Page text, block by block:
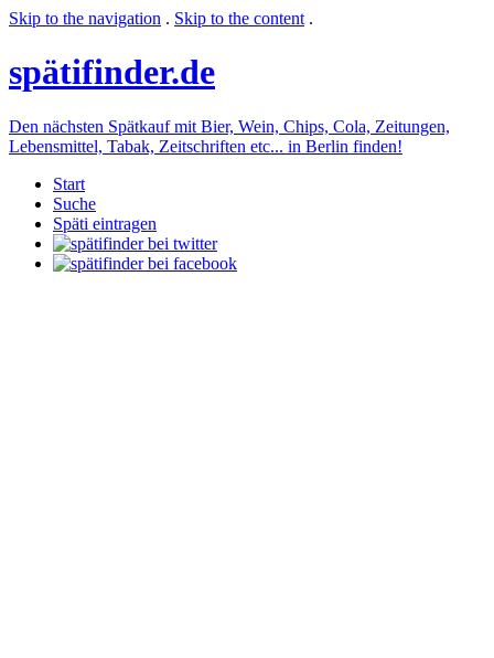
Skip to the navigation . Skip to the content .
spätifinder.de
Den nächsten Spätkauf mit Bier, Wein, Chips, Cola, Zeitungen,
Lebensmittel, Tabak, Zeitschriften etc... in Berlin finden!
Start
Suche
Späti eintragen